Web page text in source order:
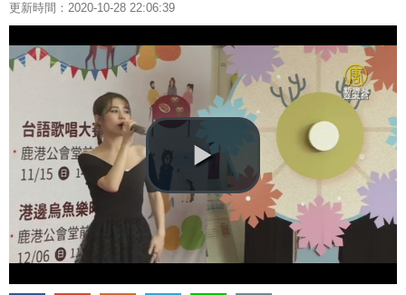
更新時間：2020-10-28 22:06:39